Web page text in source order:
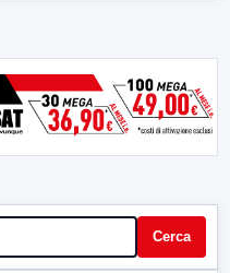
Cerca